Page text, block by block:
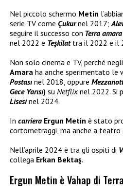
Nel piccolo schermo Metin
serie TV come Çukurnel 2017;
seguire il successo con Terra amara
nel 2022 e Teşkilat tra il 2022 e il
Non solo cinema e TV, perché
Amara ha anche sperimentato le
Postası nel 2018, oppure
Gece Yarısı) su Netflix nel 2022. Si
Lisesi nel 2024.
In carriera Ergun Metin è stato
cortometraggi, ma anche a
Nell’aprile 2024 è tra gli ospiti di
collega Erkan Bektaş.
Ergun Metin è Vahap di